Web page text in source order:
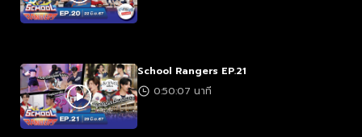
School Rangers EP.21
0:50:07 นาที